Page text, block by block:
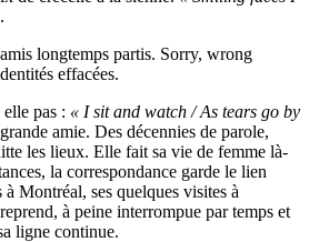
.
longtemps partis. Sorry, wrong
effacées.
pas : « I sit and watch / As tears go by
amie. Des décennies de parole,
les lieux. Elle fait sa vie de femme là-
la correspondance garde le lien
à Montréal, ses quelques visites à
à peine interrompue par temps et
ligne continue.